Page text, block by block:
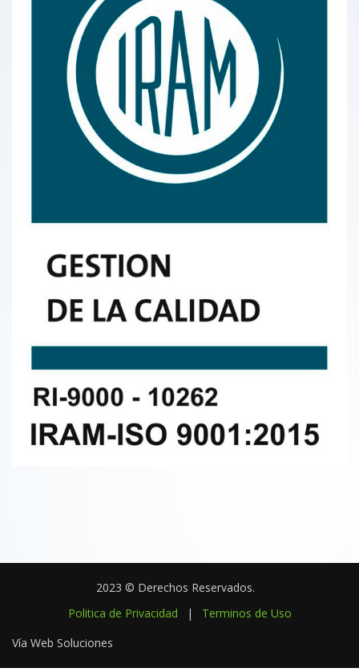
2023 © Derechos Reservados.
Politica de Privacidad
|
Terminos de Uso
Vía Web Soluciones